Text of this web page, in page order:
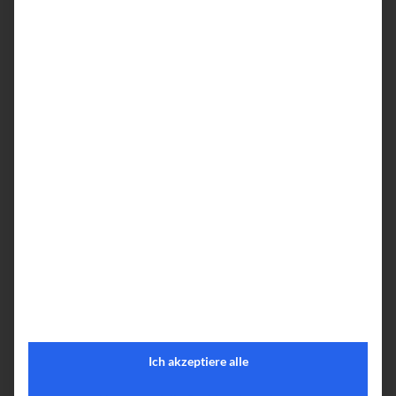
Ich akzeptiere alle